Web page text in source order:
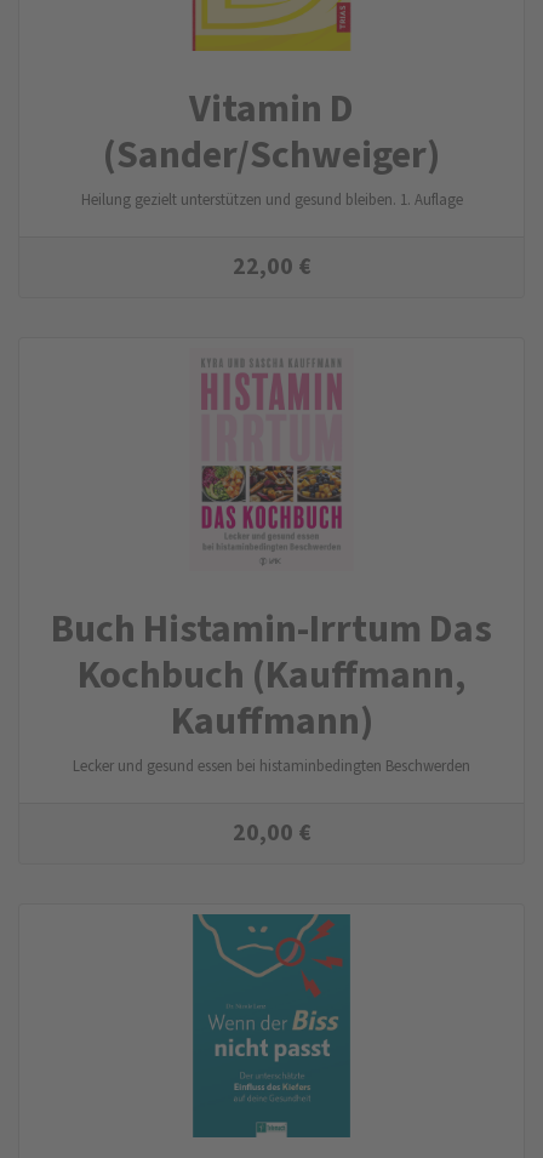
Vitamin D
(Sander/Schweiger)
Heilung gezielt unterstützen und gesund bleiben. 1. Auflage
22,00 €
Buch Histamin-Irrtum Das
Kochbuch (Kauffmann,
Kauffmann)
Lecker und gesund essen bei histaminbedingten Beschwerden
20,00 €